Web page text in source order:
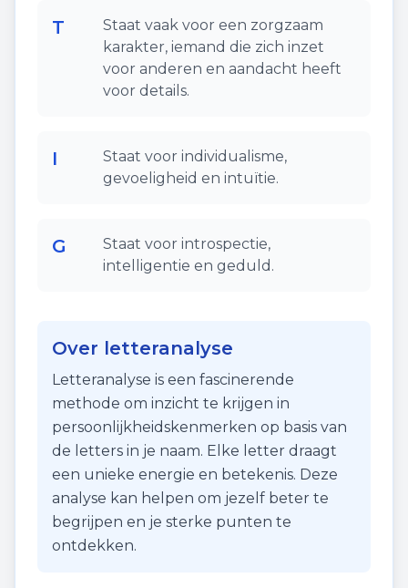
T
Staat vaak voor een zorgzaam
karakter, iemand die zich inzet
voor anderen en aandacht heeft
voor details.
I
Staat voor individualisme,
gevoeligheid en intuïtie.
G
Staat voor introspectie,
intelligentie en geduld.
Over letteranalyse
Letteranalyse is een fascinerende
methode om inzicht te krijgen in
persoonlijkheidskenmerken op basis van
de letters in je naam. Elke letter draagt
een unieke energie en betekenis. Deze
analyse kan helpen om jezelf beter te
begrijpen en je sterke punten te
ontdekken.